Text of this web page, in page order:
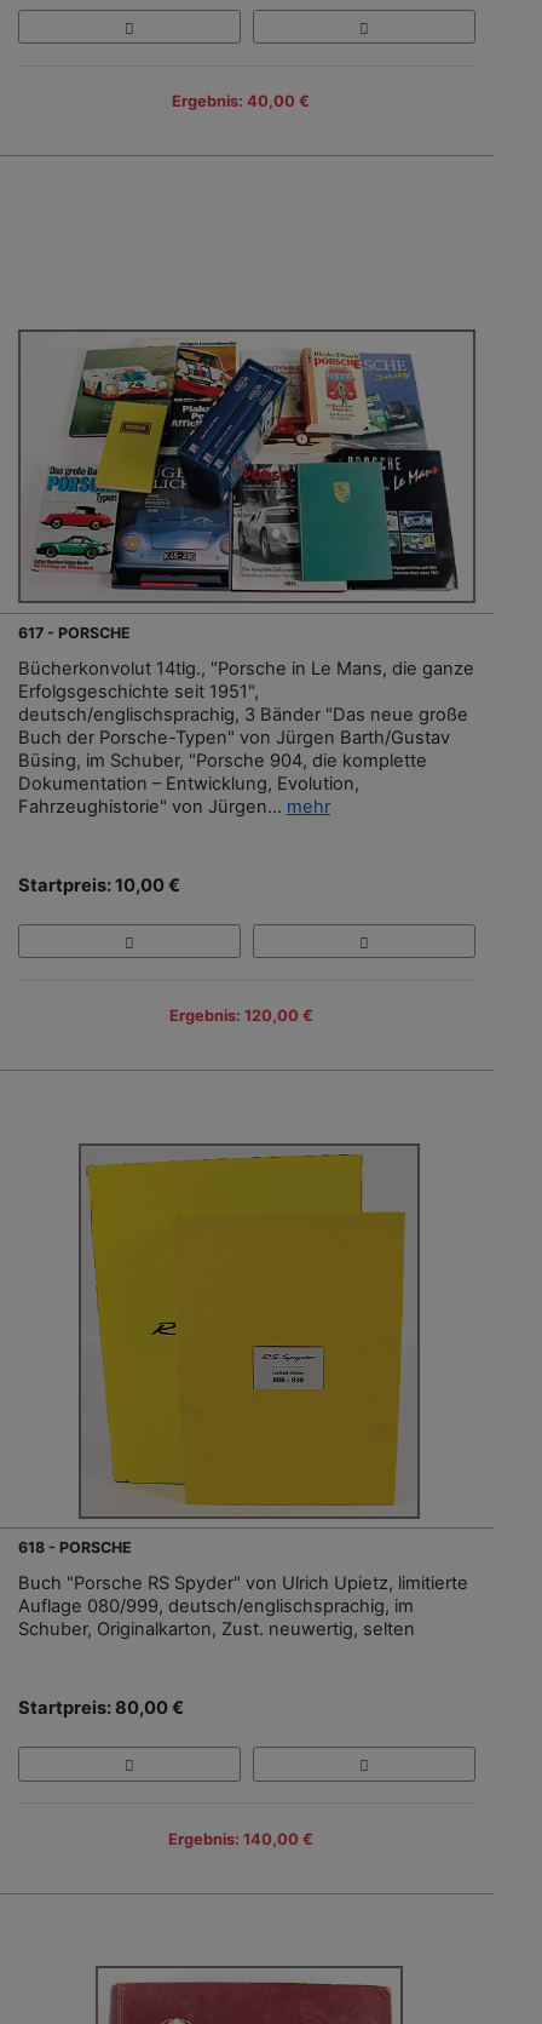
Ergebnis: 40,00 €
617 - PORSCHE
Bücherkonvolut 14tlg., "Porsche in Le Mans, die ganze
Erfolgsgeschichte seit 1951",
deutsch/englischsprachig, 3 Bänder "Das neue große
Buch der Porsche-Typen" von Jürgen Barth/Gustav
Büsing, im Schuber, "Porsche 904, die komplette
Dokumentation – Entwicklung, Evolution,
Fahrzeughistorie" von Jürgen... mehr
Startpreis: 10,00 €
Ergebnis: 120,00 €
618 - PORSCHE
Buch "Porsche RS Spyder" von Ulrich Upietz, limitierte
Auflage 080/999, deutsch/englischsprachig, im
Schuber, Originalkarton, Zust. neuwertig, selten
Startpreis: 80,00 €
Ergebnis: 140,00 €